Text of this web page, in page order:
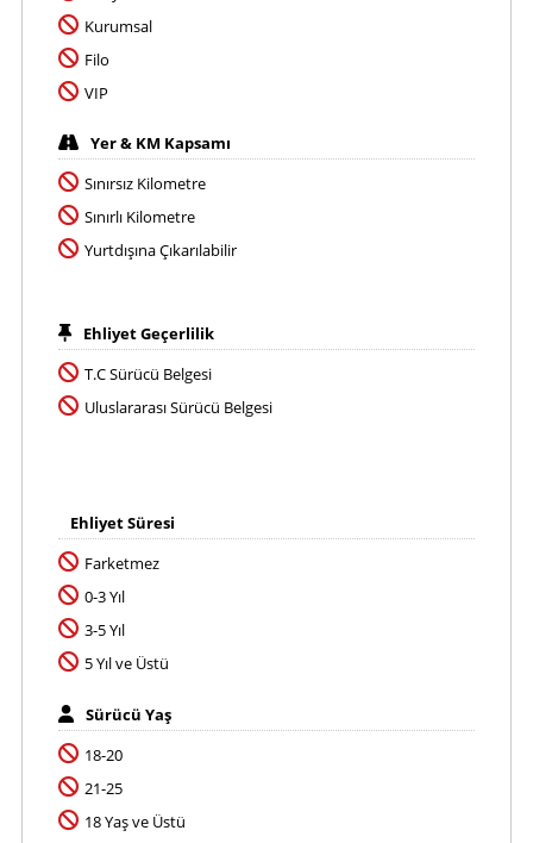
Kurumsal
Filo
VIP
Yer & KM Kapsamı
Sınırsız Kilometre
Sınırlı Kilometre
Yurtdışına Çıkarılabilir
Ehliyet Geçerlilik
T.C Sürücü Belgesi
Uluslararası Sürücü Belgesi
Ehliyet Süresi
Farketmez
0-3 Yıl
3-5 Yıl
5 Yıl ve Üstü
Sürücü Yaş
18-20
21-25
18 Yaş ve Üstü